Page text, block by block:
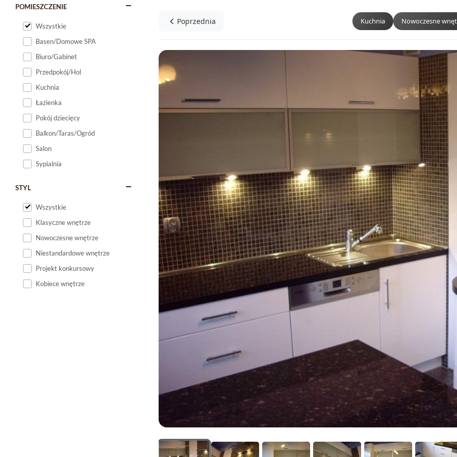
POMIESZCZENIE
Wszystkie
Basen/Domowe SPA
Biuro/Gabinet
Przedpokój/Hol
Kuchnia
Łazienka
Pokój dziecięcy
Balkon/Taras/Ogród
Salon
Sypialnia
STYL
Wszystkie
Klasyczne wnętrze
Nowoczesne wnętrze
Niestandardowe wnętrze
Projekt konkursowy
Kobiece wnętrze
Poprzednia Kuchnia Nowoczesne